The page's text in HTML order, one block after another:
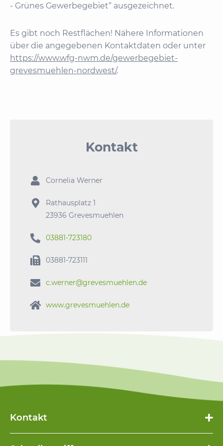
- Grünes Gewerbegebiet“ ausgezeichnet.
Es gibt noch Restflächen! Nähere Informationen
über die angegebenen Kontaktdaten oder unter
https://www.wfg-nwm.de/gewerbegebiet-
grevesmuehlen-nordwest/.
Kontakt
 Cornelia Werner

Rathausplatz 1
23936 Grevesmuehlen
 03881-723180
 03881-723111
 c.werner@grevesmuehlen.de
 www.grevesmuehlen.de
Kontakt